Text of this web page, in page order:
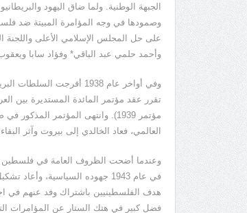
الجبهة الوطنية. ولما ضاق اليهود
على حل المجلس الإسلامي الأعلى واللجنة
وأحمد حلمي عبد الباقي* وفؤاد سابا
وفي أواخر عام 1938
تقرر عقد مؤتمر المائدة المستديرة بين
العالمي، فعاد الخالدي إلى بيروت وآثر
وعندما أضحت الظروف العامة في فلسطين
في عام 1943 جهوده السياسية،
هدف الفلسطينيين باشتراك وفد عنهم في